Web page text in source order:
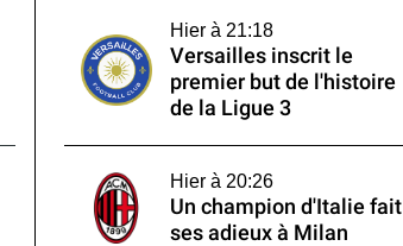
Hier à 21:18
Versailles inscrit le
premier but de l'histoire
de la Ligue 3
Hier à 20:26
Un champion d'Italie fait
ses adieux à Milan